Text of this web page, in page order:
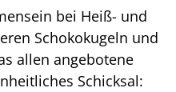
bei Heiß- und
Schokokugeln und
allen angebotene
Schicksal: